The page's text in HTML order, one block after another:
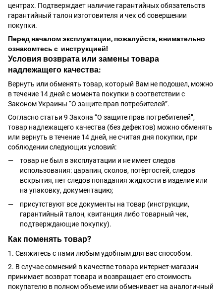
центрах. Подтверждает наличие гарантийных обязательств
гарантийный талон изготовителя и чек об совершении
покупки.
Перед началом эксплуатации, пожалуйста, внимательно
ознакомтесь с инструкцией!
Условия возврата или замены товара
надлежащего качества:
Вернуть или обменять товар, который Вам не подошел, можно
в течение 14 дней с момента покупки в соответствии с
Законом Украины “О защите прав потребителей”.
Согласно статьи 9 Закона “О защите прав потребителей”,
товар надлежащего качества (без дефектов) можно обменять
или вернуть в течение 14 дней, не считая дня покупки, при
соблюдении следующих условий:
товар не был в эксплуатации и не имеет следов
использования: царапин, сколов, потёртостей, следов
вскрытия, нет следов попадания жидкости в изделие или
на упаковку, документацию;
присутствуют все документы на товар (инструкции,
гарантийный талон, квитанция либо товарный чек,
подтверждающие покупку).
Как поменять товар?
1. Свяжитесь с нами любым удобным для вас способом.
2. В случае сомнений в качестве товара интернет-магазин
принимает возврат товара и возвращает его стоимость
покупателю в полном объеме или обменивает на аналогичный